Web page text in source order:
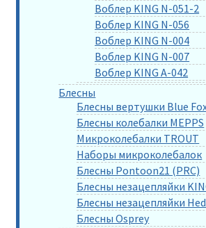
Воблер KING N-051-2
Воблер KING N-056
Воблер KING N-004
Воблер KING N-007
Воблер KING A-042
Блесны
Блесны вертушки Blue
Блесны колебалки MEPPS
Микроколебалки TROUT
Наборы микроколебалок
Блесны Pontoon21 (PRC)
Блесны незацепляйки
Блесны незацепляйки
Блесны Osprey